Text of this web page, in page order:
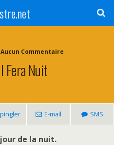
Aucun Commentaire
Fera Nuit
E-mail SMS
jour de la nuit.